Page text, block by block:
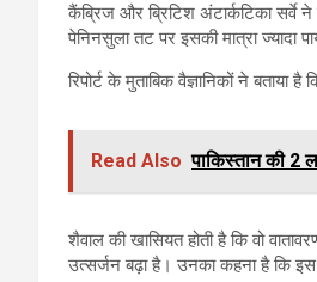
कैंब्रिज और ब्रिटिश अंटार्कटिका
पेनिनसुला तट पर इसकी मात्रा ज्यादा
रिपोर्ट के मुताबिक वैज्ञानिकों ने
Read Also पाकिस्तान की 2
शैवाल की खासियत होती है कि वो
उत्सर्जन बढ़ा है। उनका कहना है कि